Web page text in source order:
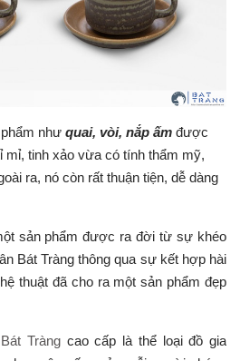
như quai, vòi, nắp ấm được
mỉ, tinh xảo vừa có tính thẩm mỹ,
ra, nó còn rất thuận tiện, dễ dàng
sản phẩm được ra đời từ sự khéo
Bát Tràng thông qua sự kết hợp hài
thuật đã cho ra một sản phẩm đẹp
Tràngcao cấp là thể loại đồ gia